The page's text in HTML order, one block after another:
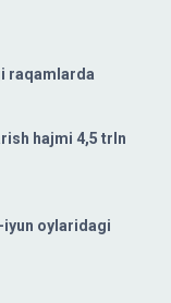
raqamlarda
hajmi 4,5 trln
oylaridagi